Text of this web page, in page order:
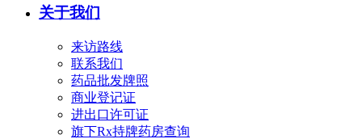
关于我们
来访路线
联系我们
药品批发牌照
商业登记证
进出口许可证
旗下Rx持牌药房查询